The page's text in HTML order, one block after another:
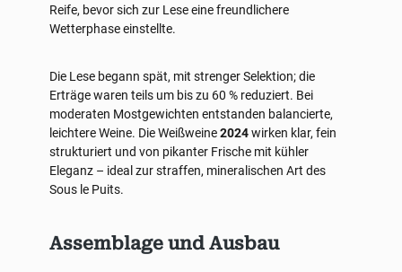
Reife, bevor sich zur Lese eine freundlichere
Wetterphase einstellte.
Die Lese begann spät, mit strenger Selektion; die
Erträge waren teils um bis zu 60 % reduziert. Bei
moderaten Mostgewichten entstanden balancierte,
leichtere Weine. Die Weißweine2024wirken klar, fein
strukturiert und von pikanter Frische mit kühler
Eleganz – ideal zur straffen, mineralischen Art des
Sous le Puits.
Assemblage und Ausbau